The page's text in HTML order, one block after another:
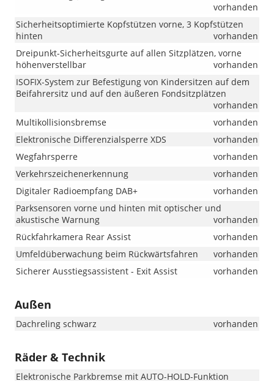
vorhanden
Sicherheitsoptimierte Kopfstützen vorne, 3 Kopfstützen
hinten
vorhanden
Dreipunkt-Sicherheitsgurte auf allen Sitzplätzen, vorne
höhenverstellbar
vorhanden
ISOFIX-System zur Befestigung von Kindersitzen auf dem
Beifahrersitz und auf den äußeren Fondsitzplätzen
vorhanden
Multikollisionsbremse
vorhanden
Elektronische Differenzialsperre XDS
vorhanden
Wegfahrsperre
vorhanden
Verkehrszeichenerkennung
vorhanden
Digitaler Radioempfang DAB+
vorhanden
Parksensoren vorne und hinten mit optischer und
akustische Warnung
vorhanden
Rückfahrkamera Rear Assist
vorhanden
Umfeldüberwachung beim Rückwärtsfahren
vorhanden
Sicherer Ausstiegsassistent - Exit Assist
vorhanden
Außen
Dachreling schwarz vorhanden
Räder & Technik
Elektronische Parkbremse mit AUTO-HOLD-Funktion